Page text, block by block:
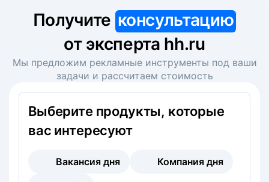
Получите консультацию
от эксперта hh.ru
Мы предложим рекламные инструменты под ваши
задачи и рассчитаем стоимость
Выберите продукты, которые
вас интересуют
Вакансия дня
Компания дня